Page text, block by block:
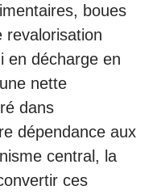
boues
revalorisation
en décharge en
nette
dans
dépendance aux
central, la
ces